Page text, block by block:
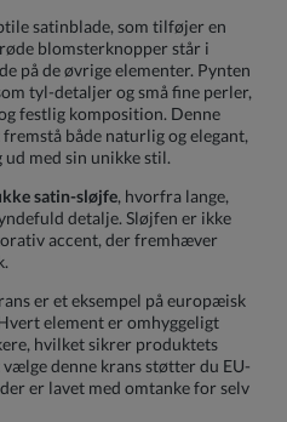
satinblade, som tilføjer en
blomsterknopper står i
på de øvrige elementer. Pynten
tyl-detaljer og små fine perler,
festlig komposition. Denne
både naturlig og elegant,
med sin unikke stil.
satin-sløjfe, hvorfra lange,
detalje. Sløjfen er ikke
accent, der fremhæver
er et eksempel på europæisk
element er omhyggeligt
hvilket sikrer produktets
denne krans støtter du EU-
er lavet med omtanke for selv